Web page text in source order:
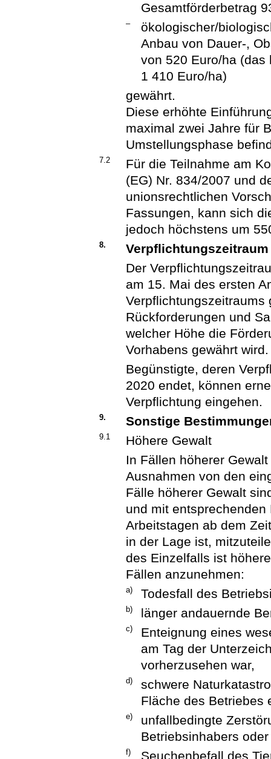
Gesamtförderbetrag
–
ökologischer/
Anbau von Dauer-,
von 520 Euro/ha (das
1 410 Euro/ha)
gewährt.
Diese erhöhte
maximal zwei Jahre für
Umstellungsphase
7.2
Für die Teilnahme am
(EG) Nr. 834/2007 und
unionsrechtlichen
Fassungen, kann sich
jedoch höchstens um
8.
Verpflichtungszeitraum
Der
am 15. Mai des ersten
Verpflichtungszeitraums
Rückforderungen und
welcher Höhe die
Vorhabens gewährt wird.
Begünstigte, deren
2020 endet, können
Verpflichtung eingehen.
9. Sonstige
9.1
Höhere Gewalt
In Fällen höherer
Ausnahmen von den
Fälle höherer Gewalt
und mit
Arbeitstagen ab dem
in der Lage ist,
des Einzelfalls ist
Fällen anzunehmen:
a) Todesfall des
b) länger andauernde
c)
Enteignung eines
am Tag der
vorherzusehen war,
d)
schwere
Fläche des Betriebes
e)
unfallbedingte
Betriebsinhabers oder
f) Seuchenbefall des